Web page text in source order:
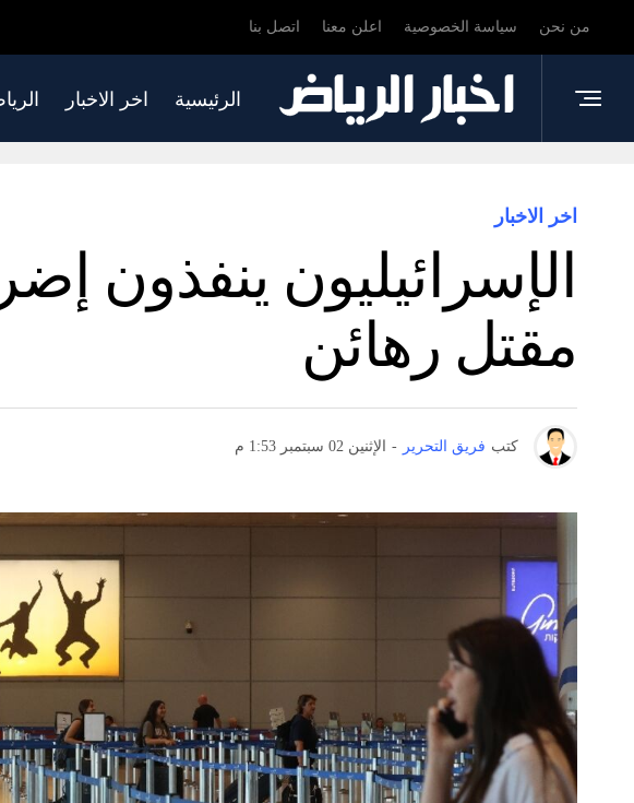
من نحن سياسة الخصوصية اعلن معنا اتصل بنا
الرئيسية اخر الاخبار
اخر الاخبار
الإسرائيليون ينفذون
مقتل رهائن
كتب فريق التحرير - الإثنين 02 سبتمبر 1:53 م